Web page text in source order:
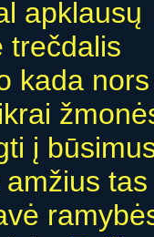
apklausų
trečdalis
kada
į
tas